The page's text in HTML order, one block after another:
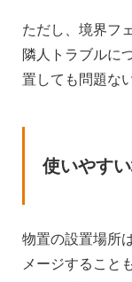
ただし、境界フ
隣人トラブルに
置しても問題な
使いやす
物置の設置場所
メージすること